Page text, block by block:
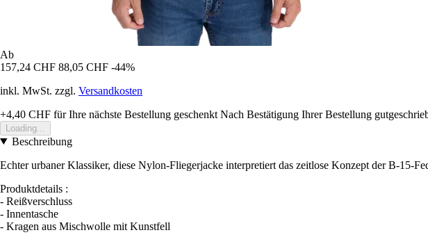
Ab
157,24 CHF 88,05 CHF -44%
inkl. MwSt. zzgl. Versandkosten
+4,40 CHF für Ihre nächste Bestellung geschenkt Nach Bestätigung Ihrer Bestellung
Loading...
Beschreibung
Echter urbaner Klassiker, diese Nylon-Fliegerjacke interpretiert das zeitlose Konzept der B-15-
Produktdetails :
- Reißverschluss
- Innentasche
- Kragen aus Mischwolle mit Kunstfell